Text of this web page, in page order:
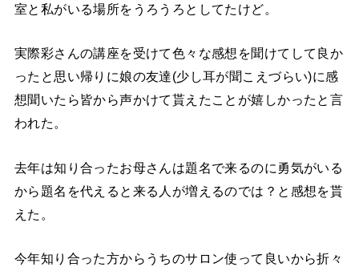
室と私がいる場所をうろうろとしてたけど。
実際彩さんの講座を受けて色々な感想を聞けてして良か
ったと思い帰りに娘の友達(少し耳が聞こえづらい)に感
想聞いたら皆から声かけて貰えたことが嬉しかったと言
われた。
去年は知り合ったお母さんは題名で来るのに勇気がいる
から題名を代えると来る人が増えるのでは？と感想を貰
えた。
今年知り合った方からうちのサロン使って良いから折々